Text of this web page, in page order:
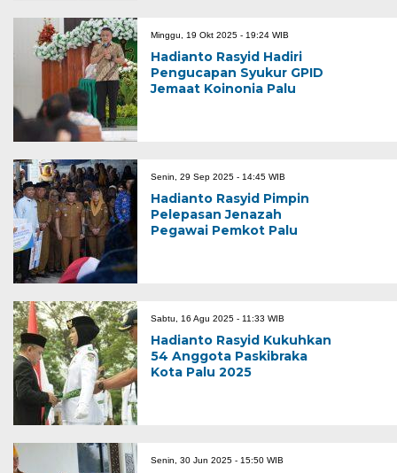
Minggu, 19 Okt 2025 - 19:24 WIB
Hadianto Rasyid Hadiri
Pengucapan Syukur GPID
Jemaat Koinonia Palu
Senin, 29 Sep 2025 - 14:45 WIB
Hadianto Rasyid Pimpin
Pelepasan Jenazah
Pegawai Pemkot Palu
Sabtu, 16 Agu 2025 - 11:33 WIB
Hadianto Rasyid Kukuhkan
54 Anggota Paskibraka
Kota Palu 2025
Senin, 30 Jun 2025 - 15:50 WIB